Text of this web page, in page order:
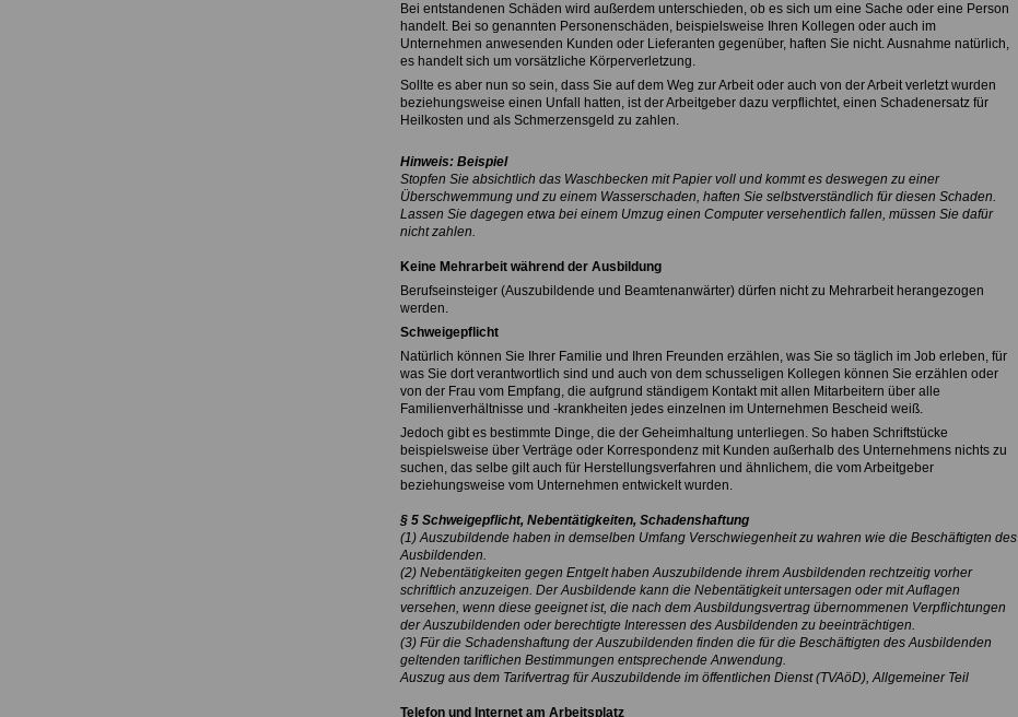
Bei entstandenen Schäden wird außerdem unterschieden, ob es sich um eine Sache oder eine Person
handelt. Bei so genannten Personenschäden, beispielsweise Ihren Kollegen oder auch im
Unternehmen anwesenden Kunden oder Lieferanten gegenüber, haften Sie nicht. Ausnahme natürlich,
es handelt sich um vorsätzliche Körperverletzung.
Sollte es aber nun so sein, dass Sie auf dem Weg zur Arbeit oder auch von der Arbeit verletzt wurden
beziehungsweise einen Unfall hatten, ist der Arbeitgeber dazu verpflichtet, einen Schadenersatz für
Heilkosten und als Schmerzensgeld zu zahlen.
Hinweis: Beispiel
Stopfen Sie absichtlich das Waschbecken mit Papier voll und kommt es deswegen zu einer
Überschwemmung und zu einem Wasserschaden, haften Sie selbstverständlich für diesen Schaden.
Lassen Sie dagegen etwa bei einem Umzug einen Computer versehentlich fallen, müssen Sie dafür
nicht zahlen.
Keine Mehrarbeit während der Ausbildung
Berufseinsteiger (Auszubildende und Beamtenanwärter) dürfen nicht zu Mehrarbeit herangezogen
werden.
Schweigepflicht
Natürlich können Sie Ihrer Familie und Ihren Freunden erzählen, was Sie so täglich im Job erleben, für
was Sie dort verantwortlich sind und auch von dem schusseligen Kollegen können Sie erzählen oder
von der Frau vom Empfang, die aufgrund ständigem Kontakt mit allen Mitarbeitern über alle
Familienverhältnisse und -krankheiten jedes einzelnen im Unternehmen Bescheid weiß.
Jedoch gibt es bestimmte Dinge, die der Geheimhaltung unterliegen. So haben Schriftstücke
beispielsweise über Verträge oder Korrespondenz mit Kunden außerhalb des Unternehmens nichts zu
suchen, das selbe gilt auch für Herstellungsverfahren und ähnlichem, die vom Arbeitgeber
beziehungsweise vom Unternehmen entwickelt wurden.
§ 5 Schweigepflicht, Nebentätigkeiten, Schadenshaftung
(1) Auszubildende haben in demselben Umfang Verschwiegenheit zu wahren wie die Beschäftigten des
Ausbildenden.
(2) Nebentätigkeiten gegen Entgelt haben Auszubildende ihrem Ausbildenden rechtzeitig vorher
schriftlich anzuzeigen. Der Ausbildende kann die Nebentätigkeit untersagen oder mit Auflagen
versehen, wenn diese geeignet ist, die nach dem Ausbildungsvertrag übernommenen Verpflichtungen
der Auszubildenden oder berechtigte Interessen des Ausbildenden zu beeinträchtigen.
(3) Für die Schadenshaftung der Auszubildenden finden die für die Beschäftigten des Ausbildenden
geltenden tariflichen Bestimmungen entsprechendeAnwendung.
Auszug aus dem Tarifvertrag für Auszubildende im öffentlichen Dienst (TVAöD), Allgemeiner Teil
Telefon und Internet am Arbeitsplatz